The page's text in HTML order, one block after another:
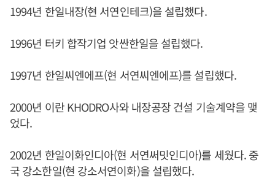
1994년 한일내장(현 서연인테크)을 설립했다.
1996년 터키 합작기업 앗싼한일을 설립했다.
1997년 한일씨엔에프(현 서연씨엔에프)를 설립했다.
2000년 이란 KHODRO사와 내장공장 건설 기술계약을 맺
었다.
2002년 한일이화인디아(현 서연써밋인디아)를 세웠다. 중
국 강소한일(현 강소서연이화)을 설립했다.